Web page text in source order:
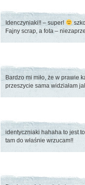
Idenczyniaki!! – super!
Fajny scrap, a fota –
Bardzo mi miło, że w prawie
przeszycie sama widziałam
identyczniaki hahaha to jest
tam do właśnie wrzucam!!